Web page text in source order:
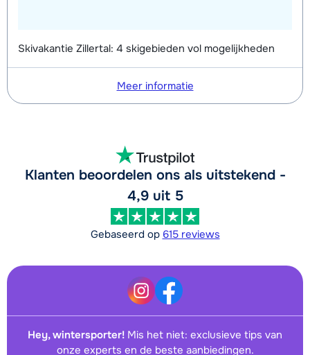
Skivakantie Zillertal: 4 skigebieden vol mogelijkheden
Meer informatie
Klanten beoordelen ons als uitstekend -
4,9 uit 5
Gebaseerd op 615 reviews
Hey, wintersporter! Mis het niet: exclusieve tips van
onze experts en de beste aanbiedingen.